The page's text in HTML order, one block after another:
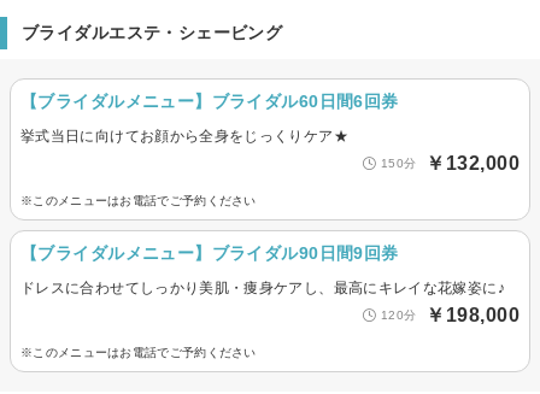
ブライダルエステ・シェービング
【ブライダルメニュー】ブライダル60日間6回券
挙式当日に向けてお顔から全身をじっくりケア★
150分 ￥132,000
※このメニューはお電話でご予約ください
【ブライダルメニュー】ブライダル90日間9回券
ドレスに合わせてしっかり美肌・痩身ケアし、最高にキレイな花嫁姿に♪
120分 ￥198,000
※このメニューはお電話でご予約ください